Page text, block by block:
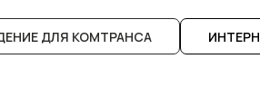
ДЛЯ КОМТРАНСА